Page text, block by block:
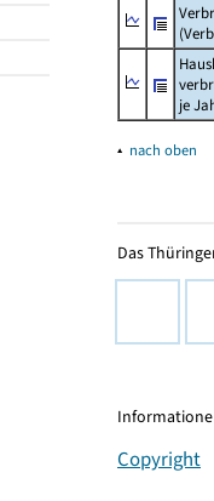
je
▴ nach oben
Das
Copyright